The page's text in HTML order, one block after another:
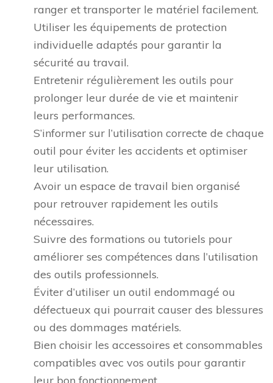
ranger et transporter le matériel facilement.
Utiliser les équipements de protection
individuelle adaptés pour garantir la
sécurité au travail.
Entretenir régulièrement les outils pour
prolonger leur durée de vie et maintenir
leurs performances.
S’informer sur l’utilisation correcte de chaque
outil pour éviter les accidents et optimiser
leur utilisation.
Avoir un espace de travail bien organisé
pour retrouver rapidement les outils
nécessaires.
Suivre des formations ou tutoriels pour
améliorer ses compétences dans l’utilisation
des outils professionnels.
Éviter d’utiliser un outil endommagé ou
défectueux qui pourrait causer des blessures
ou des dommages matériels.
Bien choisir les accessoires et consommables
compatibles avec vos outils pour garantir